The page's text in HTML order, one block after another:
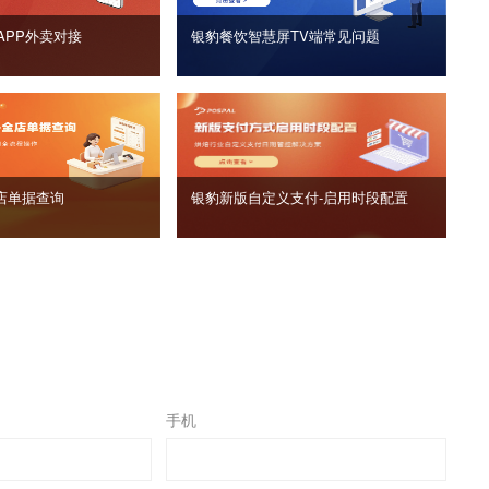
外卖对接 银豹餐饮智慧屏TV端常见问题
单据查询 银豹新版自定义支付‑启用时段配置
手机